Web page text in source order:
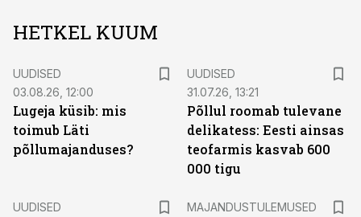
HETKEL KUUM
UUDISED
03.08.26, 12:00
Lugeja küsib: mis
toimub Läti
põllumajanduses?
UUDISED
31.07.26, 13:21
Põllul roomab tulevane
delikatess: Eesti ainsas
teofarmis kasvab 600
000 tigu
UUDISED
MAJANDUSTULEMUSED